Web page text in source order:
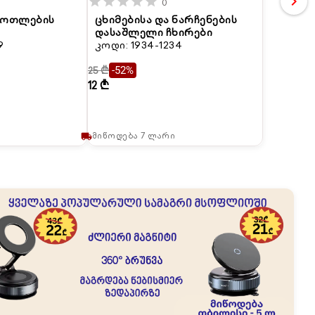
0
ცხიმებისა და ნარჩენების
დასაშლელი ჩხირები
კოდი: 1934-1234
local_shippingმიწოდება 7 ლარი
25 ₾ -52%
12 ₾